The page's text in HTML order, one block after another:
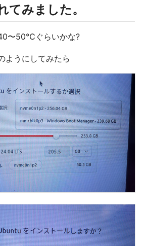
みました。
〜50℃ぐらいかな?
ようにしてみたら